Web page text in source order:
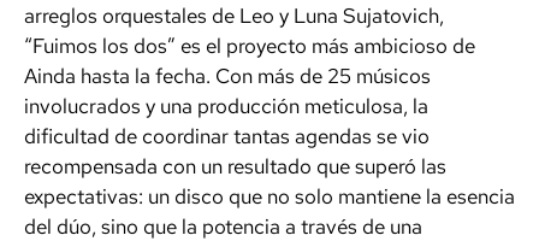
arreglos orquestales de Leo y Luna Sujatovich,
“Fuimos los dos” es el proyecto más ambicioso de
Ainda hasta la fecha. Con más de 25 músicos
involucrados y una producción meticulosa, la
dificultad de coordinar tantas agendas se vio
recompensada con un resultado que superó las
expectativas: un disco que no solo mantiene la esencia
del dúo, sino que la potencia a través de una